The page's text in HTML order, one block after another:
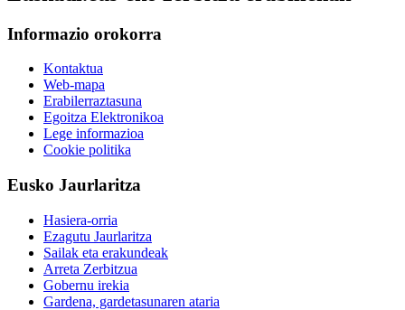
Informazio orokorra
Kontaktua
Web-mapa
Erabilerraztasuna
Egoitza Elektronikoa
Lege informazioa
Cookie politika
Eusko Jaurlaritza
Hasiera-orria
Ezagutu Jaurlaritza
Sailak eta erakundeak
Arreta Zerbitzua
Gobernu irekia
Gardena, gardetasunaren ataria